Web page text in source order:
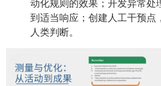
动化规则的效果；开发异常处
到适当响应；创建人工干预点
人类判断。